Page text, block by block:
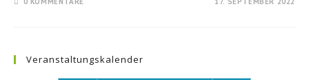
Veranstaltungskalender